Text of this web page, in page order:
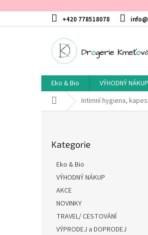
na
+420 778518078
Eko & Bio VÝHODNÝ NÁKUP
Domů Intimní hygiena,
kategorie
Kategorie
Eko & Bio
VÝHODNÝ NÁKUP
AKCE
NOVINKY
TRAVEL/ CESTOVÁNÍ
VÝPRODEJ a DOPRODEJ